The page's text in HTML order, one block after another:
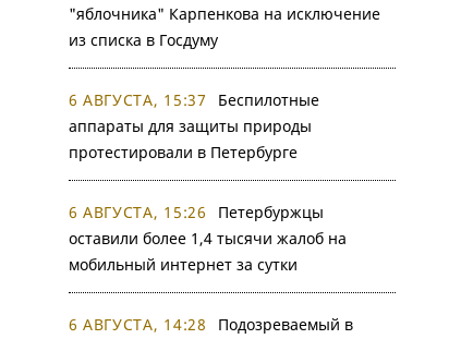
"яблочника" Карпенкова на исключение
из списка в Госдуму
6 АВГУСТА, 15:37
Беспилотные
аппараты для защиты природы
протестировали в Петербурге
6 АВГУСТА, 15:26
Петербуржцы
оставили более 1,4 тысячи жалоб на
мобильный интернет за сутки
6 АВГУСТА, 14:28
Подозреваемый в